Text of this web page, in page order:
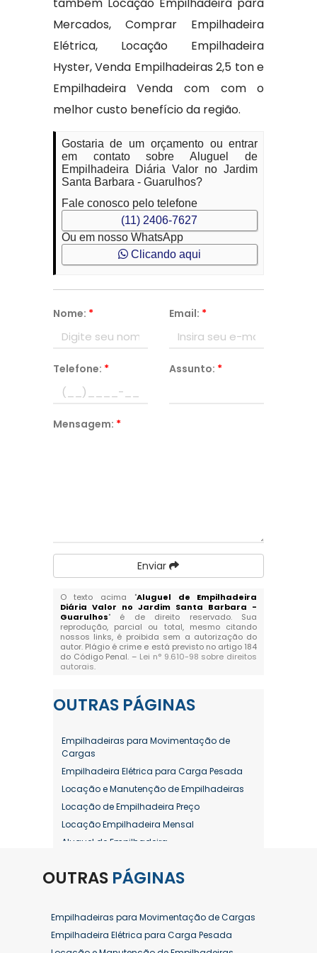
Mercados, Comprar Empilhadeira
Elétrica, Locação Empilhadeira
Hyster, Venda Empilhadeiras 2,5 ton e
Empilhadeira Venda com com o
melhor custo benefício da região.
Gostaria de um orçamento ou entrar
em contato sobre Aluguel de
Empilhadeira Diária Valor no Jardim
Santa Barbara - Guarulhos?
Fale conosco pelo telefone
(11) 2406-7627
Ou em nosso WhatsApp
Clicando aqui
Nome: * Email: *
Telefone: * Assunto: *
Mensagem: *
Enviar
O texto acima "Aluguel de Empilhadeira
Diária Valor no Jardim Santa Barbara -
Guarulhos" é de direito reservado. Sua
reprodução, parcial ou total, mesmo citando
nossos links, é proibida sem a autorização do
autor. Plágio é crime e está previsto no artigo 184
do Código Penal. – Lei n° 9.610-98 sobre direitos
autorais.
OUTRAS PÁGINAS
Empilhadeiras para Movimentação de
Cargas
Empilhadeira Elétrica para Carga Pesada
Locação e Manutenção de Empilhadeiras
Locação de Empilhadeira Preço
Locação Empilhadeira Mensal
Aluguel de Empilhadeira
Aluguel de Empilhadeira Diária Valor
Aluguel de Empilhadeira Elétrica Preço
Aluguel de Empilhadeira Mensal
Aluguel de Empilhadeira Preço
OUTRAS PÁGINAS
Empilhadeiras para Movimentação de Cargas
Empilhadeira Elétrica para Carga Pesada